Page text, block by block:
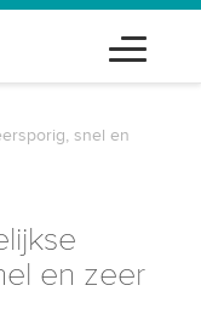
snel en
en zeer